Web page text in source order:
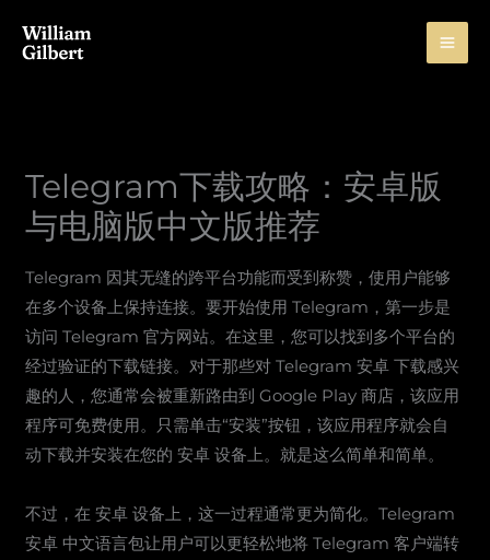
Telegram下载攻略：安卓版
与电脑版中文版推荐
Telegram 因其无缝的跨平台功能而受到称赞，使用户能够
在多个设备上保持连接。要开始使用 Telegram，第一步是
访问 Telegram 官方网站。在这里，您可以找到多个平台的
经过验证的下载链接。对于那些对 Telegram 安卓 下载感兴
趣的人，您通常会被重新路由到 Google Play 商店，该应用
程序可免费使用。只需单击“安装”按钮，该应用程序就会自
动下载并安装在您的 安卓 设备上。就是这么简单和简单。
不过，在 安卓 设备上，这一过程通常更为简化。Telegram
安卓 中文语言包让用户可以更轻松地将 Telegram 客户端转